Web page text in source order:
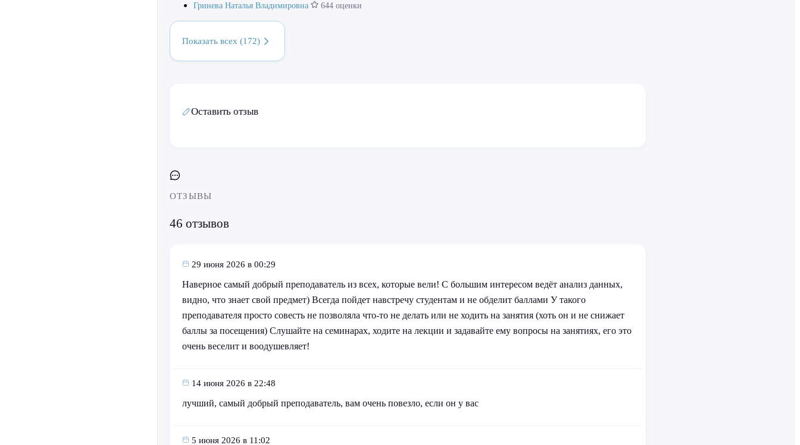
Гринева Наталья Владимировна
644 оценки
Показать всех (172)
Оставить отзыв
ОТЗЫВЫ
46 отзывов
29 июня 2026 в 00:29
Наверное самый добрый преподаватель из всех, которые вели! С большим интересом ведёт анализ данных,
видно, что знает свой предмет) Всегда пойдет навстречу студентам и не обделит баллами У такого
преподавателя просто совесть не позволяла что-то не делать или не ходить на занятия (хоть он и не снижает
баллы за посещения) Слушайте на семинарах, ходите на лекции и задавайте ему вопросы на занятиях, его это
очень веселит и воодушевляет!
14 июня 2026 в 22:48
лучший, самый добрый преподаватель, вам очень повезло, если он у вас
5 июня 2026 в 11:02